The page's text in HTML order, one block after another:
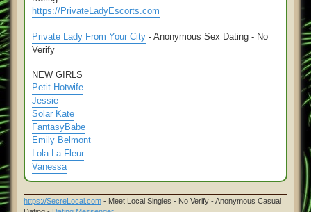
https://PrivateLadyEscorts.com
Private Lady From Your City - Anonymous Sex Dating - No
Verify
NEW GIRLS
Petit Hotwife
Jessie
Solar Kate
FantasyBabe
Emily Belmont
Lola La Fleur
Vanessa
https://SecreLocal.com - Meet Local Singles - No Verify - Anonymous Casual